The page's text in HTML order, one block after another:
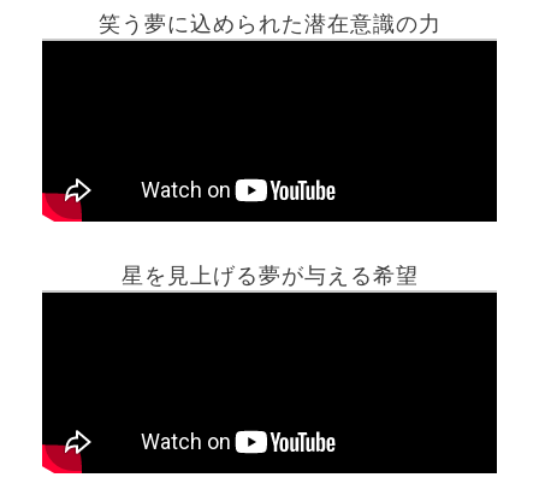
笑う夢に込められた潜在意識の力
星を見上げる夢が与える希望